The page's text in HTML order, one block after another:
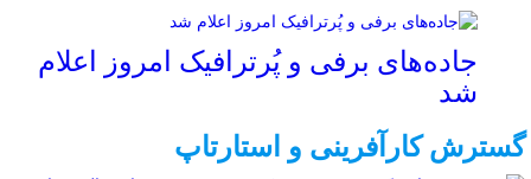
جاده‌های برفی و پُرترافیک امروز اعلام
شد
گسترش کارآفرینی و استارتاپ